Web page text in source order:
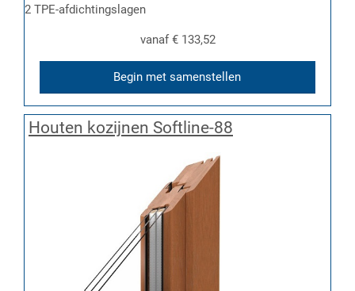
2 TPE-afdichtingslagen
vanaf€ 133,52
Begin met samenstellen
Houten kozijnen Softline-88